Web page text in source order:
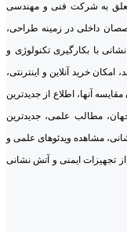
ایمنی و آتش نشانی آی آر 125 متعلق به شرکت فنی و مهندسی
داخلی در زمینه طراحی،
با بکارگیری تکنولوژی و
امکان خرید آنلاین و اینترنتی،
آنها، اطلاع از جدیدترین
مطالب علمی، جدیدترین
مشاهده ویدئوهای علمی و
تجهیزات ایمنی و آتش نشانی